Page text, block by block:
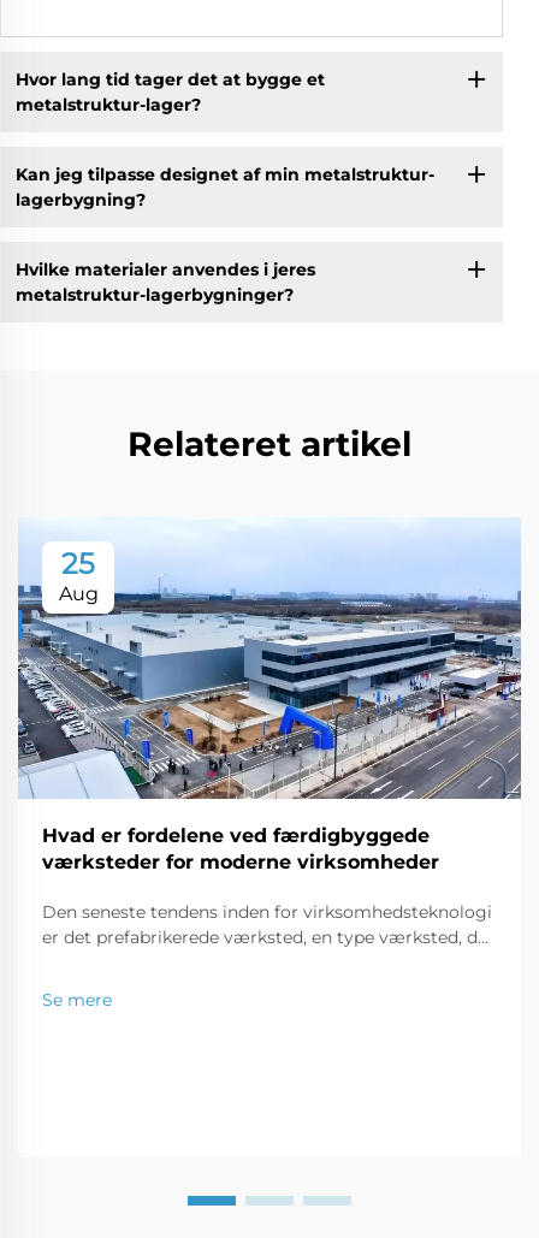
Hvor lang tid tager det at bygge et
metalstruktur-lager?
Kan jeg tilpasse designet af min metalstruktur-
lagerbygning?
Hvilke materialer anvendes i jeres
metalstruktur-lagerbygninger?
Relateret artikel
25
Aug
Hvad er fordelene ved færdigbyggede
værksteder for moderne virksomheder
Den seneste tendens inden for virksomhedsteknologi
er det prefabrikerede værksted, en type værksted, der
Denne moderne bygningstype er en perfekt løsning
Se mere